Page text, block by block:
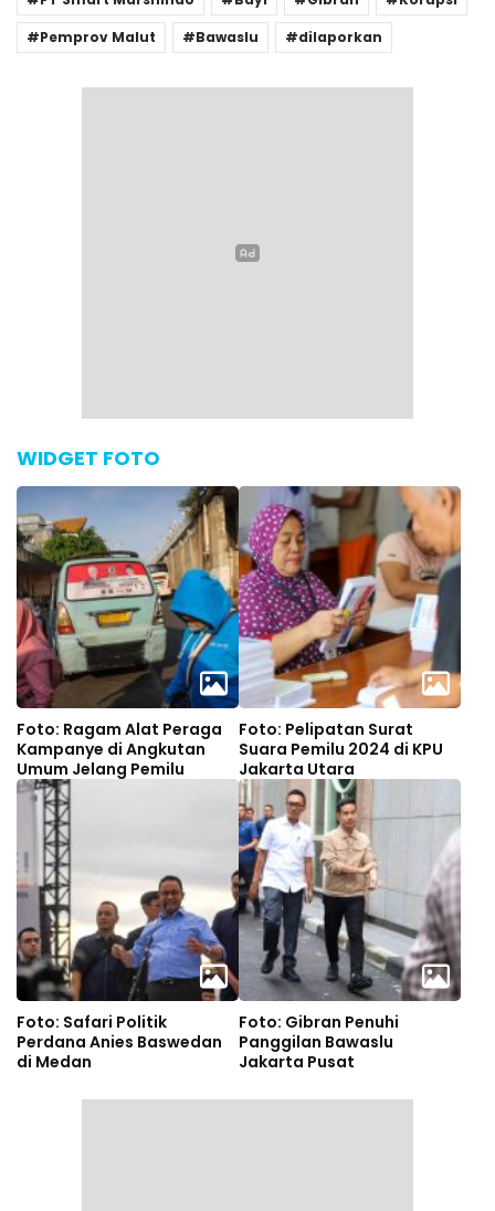
Pemprov Malut
Bawaslu dilaporkan
WIDGET FOTO
Foto: Ragam Alat Peraga
Kampanye di Angkutan
Umum Jelang Pemilu
Foto: Pelipatan Surat
Suara Pemilu 2024 di KPU
Jakarta Utara
Foto: Safari Politik
Perdana Anies Baswedan
di Medan
Foto: Gibran Penuhi
Panggilan Bawaslu
Jakarta Pusat